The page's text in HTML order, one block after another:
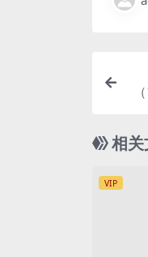
相
VIP